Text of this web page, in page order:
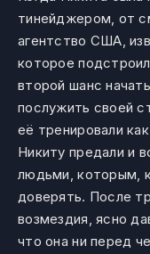
тинейджером, от
агентство США,
которое
второй шанс
послужить своей
её тренировали
Никиту предали и
людьми, которым,
доверять. После
возмездия, ясно
что она ни перед